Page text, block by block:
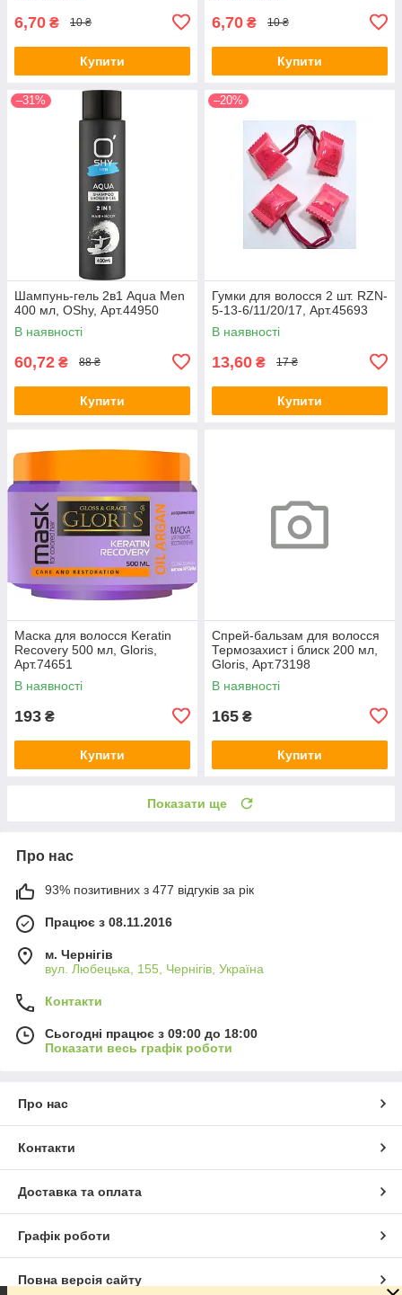
6,70 ₴ 10 ₴
Купити
6,70 ₴ 10 ₴
Купити
–31%
Шампунь-гель 2в1 Aqua Men
400 мл, OShy, Арт.44950
В наявності
60,72 ₴ 88 ₴
Купити
–20%
Гумки для волосся 2 шт. RZN-
5-13-6/11/20/17, Арт.45693
В наявності
13,60 ₴ 17 ₴
Купити
Маска для волосся Keratin
Recovery 500 мл, Gloris,
Арт.74651
В наявності
193 ₴
Купити
Спрей-бальзам для волосся
Термозахист і блиск 200 мл,
Gloris, Арт.73198
В наявності
165 ₴
Купити
Показати ще
Про нас
93% позитивних з 477 відгуків за рік
Працює з 08.11.2016
м. Чернігів
вул. Любецька, 155, Чернігів, Україна
Контакти
Сьогодні працює з 09:00 до 18:00
Показати весь графік роботи
Про нас
Контакти
Доставка та оплата
Графік роботи
Повна версія сайту